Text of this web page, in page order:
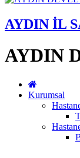
AYDIN İL
AYDIN
Kurumsal